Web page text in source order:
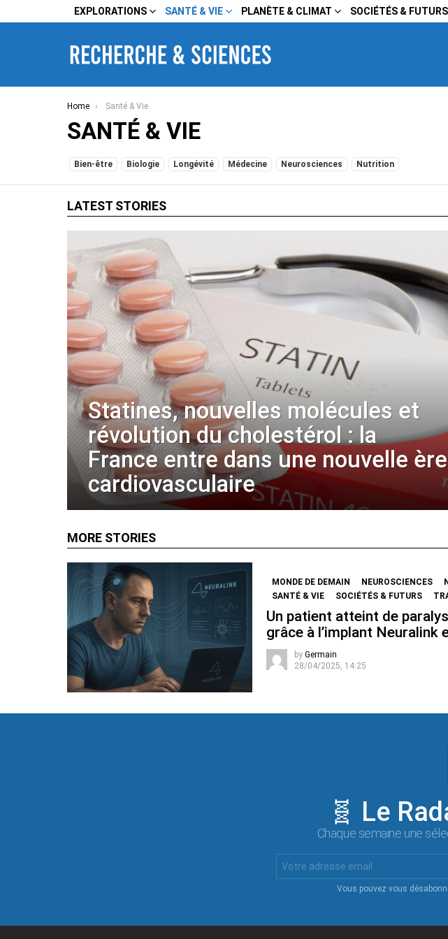
EXPLORATIONS SANTÉ & VIE PLANÈTE & CLIMAT SOCIÉTÉS & FUTURS
You are here:
Home Santé & Vie
SANTÉ & VIE
SUBTERMS
Bien-être Biologie Longévité Médecine Neurosciences Nutrition
LATEST STORIES
Statines, nouvelles molécules et
révolution du cholestérol : la
France entre dans une nouvelle ère
cardiovasculaire
MORE STORIES
MONDE DE DEMAIN NEUROSCIENCES
SANTÉ & VIE
SOCIÉTÉS & FUTURS
Un patient atteint de
grâce à l’implant Neuralink
by Germain
28/04/2025, 14:25
🧬 Le
Chaque semaine une
Email
:
Vous pouvez vous